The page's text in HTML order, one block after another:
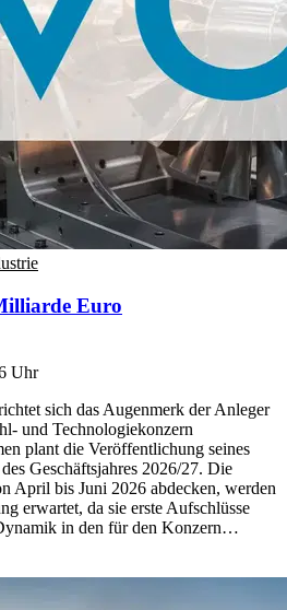
Euro
Uhr
sich das Augenmerk der Anleger
und Technologiekonzern
plant die Veröffentlichung seines
Geschäftsjahres 2026/27. Die
April bis Juni 2026 abdecken, werden
erwartet, da sie erste Aufschlüsse
in den für den Konzern…